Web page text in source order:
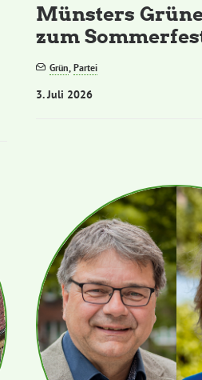
Münsters
zum
Grün,Partei
3. Juli 2026